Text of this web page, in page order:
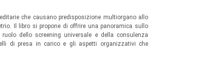
che causano predisposizione multiorgano allo
Il libro si propone di offrire una panoramica sullo
dello screening universale e della consulenza
di presa in carico e gli aspetti organizzativi che